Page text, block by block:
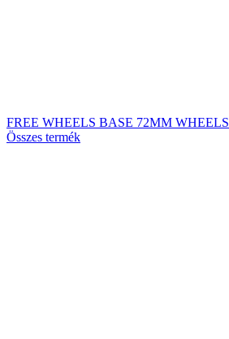
FREE WHEELS BASE 72MM WHEELS
Összes termék